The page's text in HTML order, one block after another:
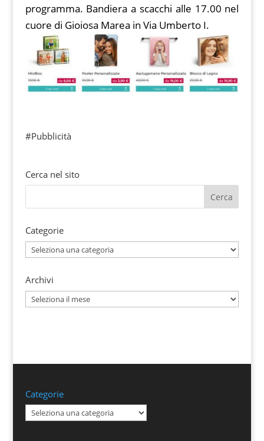
programma. Bandiera a scacchi alle 17.00 nel
cuore di Gioiosa Marea in Via Umberto I.
#Pubblicità
Cerca nel sito
Categorie
Categorie
Archivi
Archivi
Categorie
Categorie